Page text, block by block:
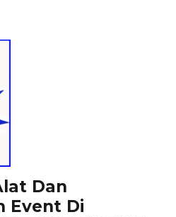
Dan
Event Di